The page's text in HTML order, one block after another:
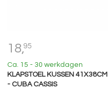
18,95
Ca. 15 - 30 werkdagen
KLAPSTOEL KUSSEN 41X38CM
- CUBA CASSIS